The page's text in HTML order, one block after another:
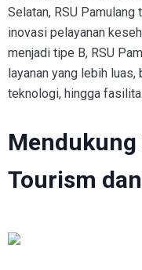
Selatan, RSU
inovasi pelayanan
menjadi tipe B, RSU
layanan yang lebih
teknologi, hingga
Tourism